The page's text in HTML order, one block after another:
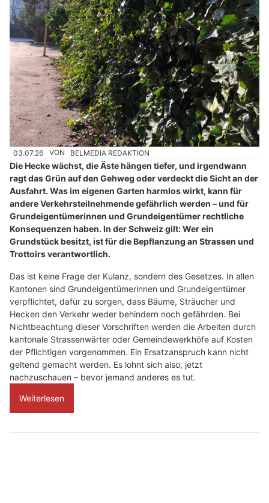
03.07.26 VON BELMEDIA REDAKTION
Die Hecke wächst, die Äste hängen tiefer, und irgendwann
ragt das Grün auf den Gehweg oder verdeckt die Sicht an der
Ausfahrt. Was im eigenen Garten harmlos wirkt, kann für
andere Verkehrsteilnehmende gefährlich werden – und für
Grundeigentümerinnen und Grundeigentümer rechtliche
Konsequenzen haben. In der Schweiz gilt: Wer ein
Grundstück besitzt, ist für die Bepflanzung an Strassen und
Trottoirs verantwortlich.
Das ist keine Frage der Kulanz, sondern des Gesetzes. In allen
Kantonen sind Grundeigentümerinnen und Grundeigentümer
verpflichtet, dafür zu sorgen, dass Bäume, Sträucher und
Hecken den Verkehr weder behindern noch gefährden. Bei
Nichtbeachtung dieser Vorschriften werden die Arbeiten durch
kantonale Strassenwärter oder Gemeindewerkhöfe auf Kosten
der Pflichtigen vorgenommen. Ein Ersatzanspruch kann nicht
geltend gemacht werden. Es lohnt sich also, jetzt
nachzuschauen – bevor jemand anderes es tut.
Weiterlesen